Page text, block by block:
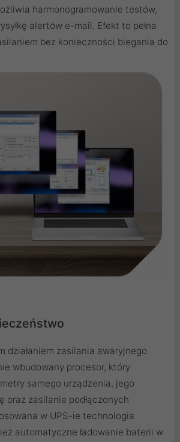
harmonogramowanie testów,
alertów e-mail. Efekt to pełna
bez konieczności biegania do
działaniem zasilania awaryjnego
wbudowany procesor, który
samego urządzenia, jego
oraz zasilanie podłączonych
w UPS-ie technologia
automatyczne ładowanie baterii w